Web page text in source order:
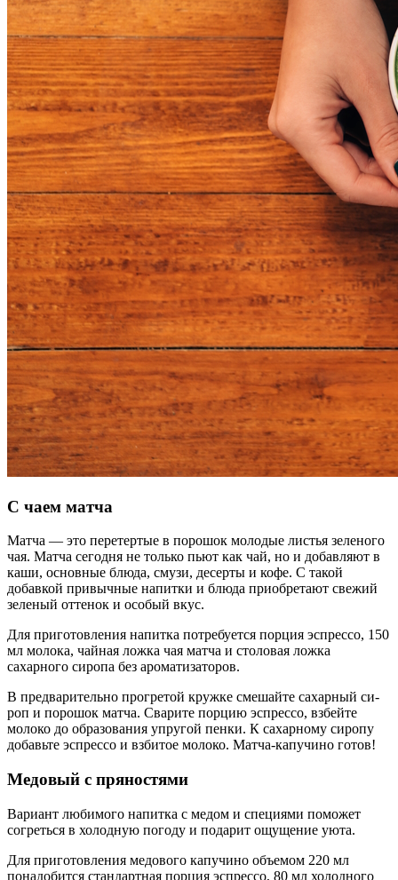
С чаем матча
Матча — это перетертые в порошок молодые листья зеленого
чая. Матча сегодня не только пьют как чай, но и добавляют в
каши, основные блюда, смузи, десерты и кофе. С такой
добавкой привычные напитки и блюда приобретают свежий
зеленый оттенок и особый вкус.
Для приготовления напитка потребуется порция эспрессо, 150
мл молока, чайная ложка чая матча и столовая ложка
сахарного сиропа без ароматизаторов.
В предварительно прогретой кружке смешайте са­хар­ный си­
роп и порошок мат­ча. Сва­рите пор­цию эс­прес­со, взбейте
молоко до образования упругой пенки. К са­хар­ному си­ропу
добавьте эс­прес­со и взби­тое мо­ло­ко. Матча-капучино готов!
Медовый с пряностями
Вариант любимого напитка с медом и специями поможет
согреться в холодную погоду и подарит ощущение уюта.
Для приготовления медового капучино объемом 220 мл
понадобится стандартная порция эспрессо, 80 мл холодного